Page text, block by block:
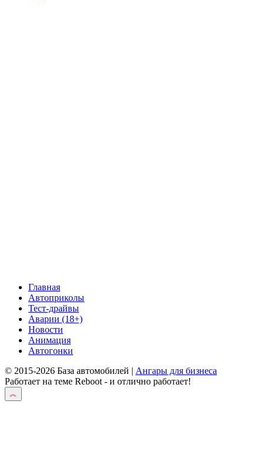
Главная
Автоприколы
Тест-драйвы
Аварии (18+)
Новости
Анимация
Автогонки
© 2015-2026 База автомобилей | Ангары для бизнеса
Работает на теме Reboot - и отлично работает!